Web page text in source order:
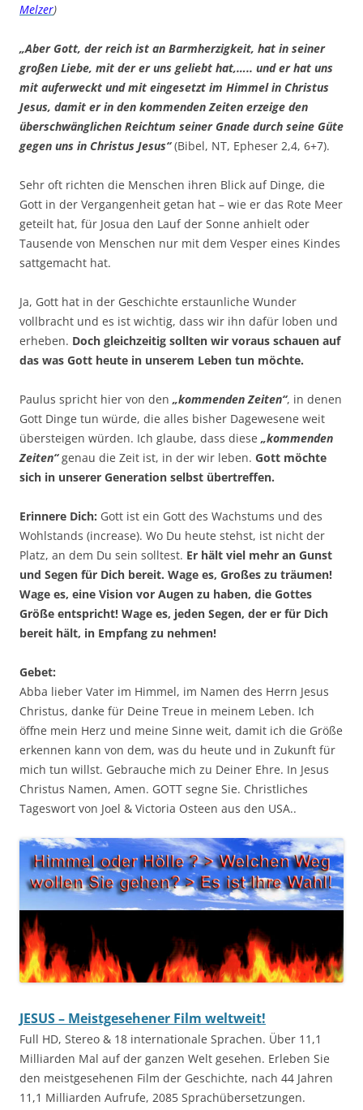
Melzer)
„Aber Gott, der reich ist an Barmherzigkeit, hat in seiner
großen Liebe, mit der er uns geliebt hat,….. und er hat uns
mit auferweckt und mit eingesetzt im Himmel in Christus
Jesus, damit er in den kommenden Zeiten erzeige den
überschwänglichen Reichtum seiner Gnade durch seine Güte
gegen uns in Christus Jesus“(Bibel, NT, Epheser 2,4, 6+7).
Sehr oft richten die Menschen ihren Blick auf Dinge, die
Gott in der Vergangenheit getan hat – wie er das Rote Meer
geteilt hat, für Josua den Lauf der Sonne anhielt oder
Tausende von Menschen nur mit dem Vesper eines Kindes
sattgemacht hat.
Ja, Gott hat in der Geschichte erstaunliche Wunder
vollbracht und es ist wichtig, dass wir ihn dafür loben und
erheben. Doch gleichzeitig sollten wir voraus schauen auf
das was Gott heute in unserem Leben tun möchte.
Paulus spricht hier von den „kommenden Zeiten“, in denen
Gott Dinge tun würde, die alles bisher Dagewesene weit
übersteigen würden. Ich glaube, dass diese „kommenden
Zeiten“genau die Zeit ist, in der wir leben. Gott möchte
sich in unserer Generation selbst übertreffen.
Erinnere Dich: Gott ist ein Gott des Wachstums und des
Wohlstands (increase). Wo Du heute stehst, ist nicht der
Platz, an dem Du sein solltest. Er hält viel mehr an Gunst
und Segen für Dich bereit. Wage es, Großes zu träumen!
Wage es, eine Vision vor Augen zu haben, die Gottes
Größe entspricht! Wage es, jeden Segen, der er für Dich
bereit hält, in Empfang zu nehmen!
Gebet:
Abba lieber Vater im Himmel, im Namen des Herrn Jesus
Christus, danke für Deine Treue in meinem Leben. Ich
öffne mein Herz und meine Sinne weit, damit ich die Größe
erkennen kann von dem, was du heute und in Zukunft für
mich tun willst. Gebrauche mich zu Deiner Ehre. In Jesus
Christus Namen, Amen. GOTT segne Sie. Christliches
Tageswort von Joel & Victoria Osteen aus den USA..
JESUS – Meistgesehener Film weltweit!
Full HD, Stereo & 18 internationale Sprachen. Über 11,1
Milliarden Mal auf der ganzen Welt gesehen. Erleben Sie
den meistgesehenen Film der Geschichte, nach 44 Jahren
11,1 Milliarden Aufrufe, 2085 Sprachübersetzungen.